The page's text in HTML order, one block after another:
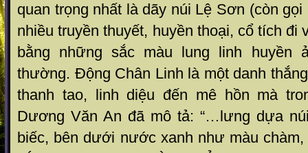
quan trọng nhất là dãy núi Lệ Sơn (còn
nhiều truyền thuyết, huyền thoại, cổ tích
bằng những sắc màu lung linh huyền
thường. Động Chân Linh là một danh
thanh tao, linh diệu đến mê hồn mà
Dương Văn An đã mô tả: “…lưng dựa
biếc, bên dưới nước xanh như màu